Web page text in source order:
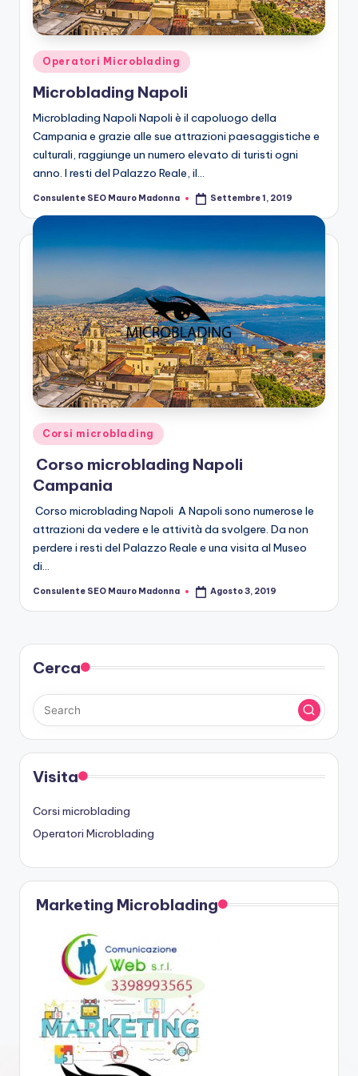
g
M
ic
o
b
n
di
n
g
M
ic
r
o
b
le
di
n
g
Posted
in
Operatori Microblading
Microblading Napoli
Microblading Napoli Napoli è il capoluogo della
Campania e grazie alle sue attrazioni paesaggistiche e
culturali, raggiunge un numero elevato di turisti ogni
anno. I resti del Palazzo Reale, il…
Posted
Consulente SEO Mauro Madonna Settembre 1, 2019
Posted
in
Corsi microblading
Corso microblading Napoli
Campania
Corso microblading Napoli A Napoli sono numerose le
attrazioni da vedere e le attività da svolgere. Da non
perdere i resti del Palazzo Reale e una visita al Museo
di…
Posted
Consulente SEO Mauro Madonna Agosto 3, 2019
Cerca
Visita
Corsi microblading
Operatori Microblading
Marketing Microblading